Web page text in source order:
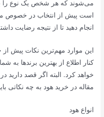
می‌شوند که هر شخص یک نوع را
است پیش از انتخاب در خصوص
انجام دهید تا از نتیجه رضایت
این موارد مهم‌ترین نکات پیش از
کنار اطلاع از بهترین برندها به
خواهد کرد. البته اگر قصد دارید
مقاله در خرید هود به چه نکاتی
انواع هود